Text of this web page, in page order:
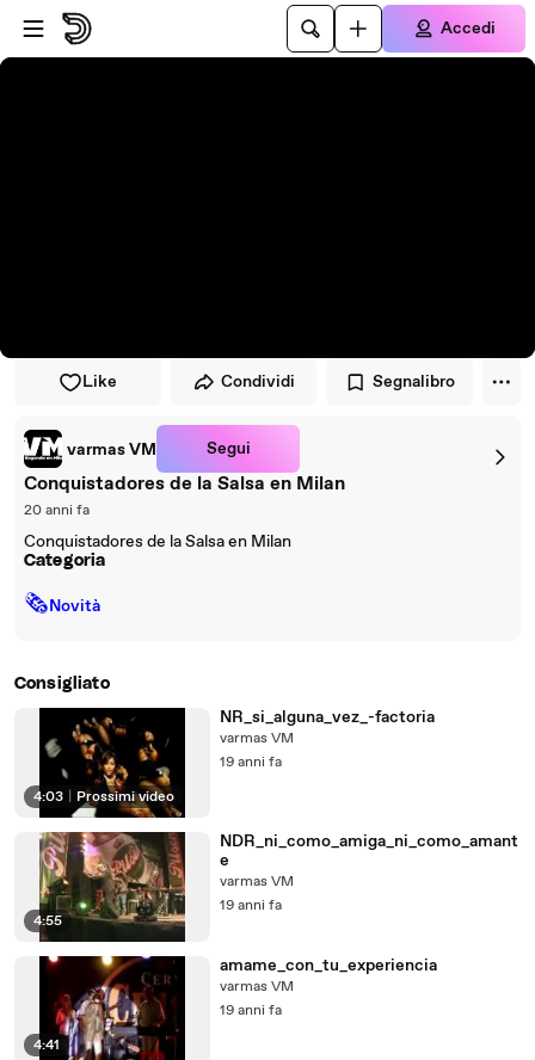
Vai al lettore
Passa al contenuto principale
Accedi
Like Condividi Segnalibro
varmas VM Segui
Conquistadores de la Salsa en Milan
20 anni fa
Conquistadores de la Salsa en Milan
Categoria
🗞Novità
Consigliato
4:03 Prossimi video
NR_si_alguna_vez_-factoria
varmas VM
19 anni fa
4:55
NDR_ni_como_amiga_ni_como_amant
e
varmas VM
19 anni fa
4:41
amame_con_tu_experiencia
varmas VM
19 anni fa